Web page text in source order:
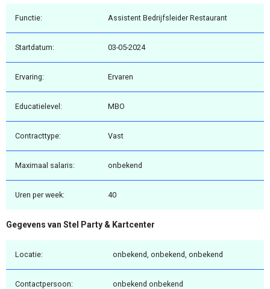
Functie: Assistent Bedrijfsleider Restaurant
Startdatum: 03-05-2024
Ervaring: Ervaren
Educatielevel: MBO
Contracttype: Vast
Maximaal salaris: onbekend
Uren per week: 40
Gegevens van Stel Party & Kartcenter
Locatie: onbekend, onbekend, onbekend
Contactpersoon: onbekend onbekend